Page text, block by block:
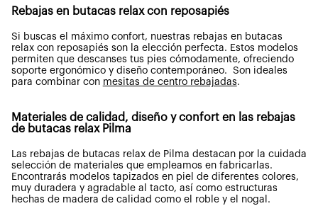
Rebajas en butacas relax con reposapiés
Si buscas el máximo confort, nuestras rebajas en butacas
relax con reposapiés son la elección perfecta. Estos modelos
permiten que descanses tus pies cómodamente, ofreciendo
soporte ergonómico y diseño contemporáneo. Son ideales
para combinar con mesitas de centro rebajadas.
Materiales de calidad, diseño y confort en las rebajas
de butacas relax Pilma
Las rebajas de butacas relax de Pilma destacan por la cuidada
selección de materiales que empleamos en fabricarlas.
Encontrarás modelos tapizados en piel de diferentes colores,
muy duradera y agradable al tacto, así como estructuras
hechas de madera de calidad como el roble y el nogal.